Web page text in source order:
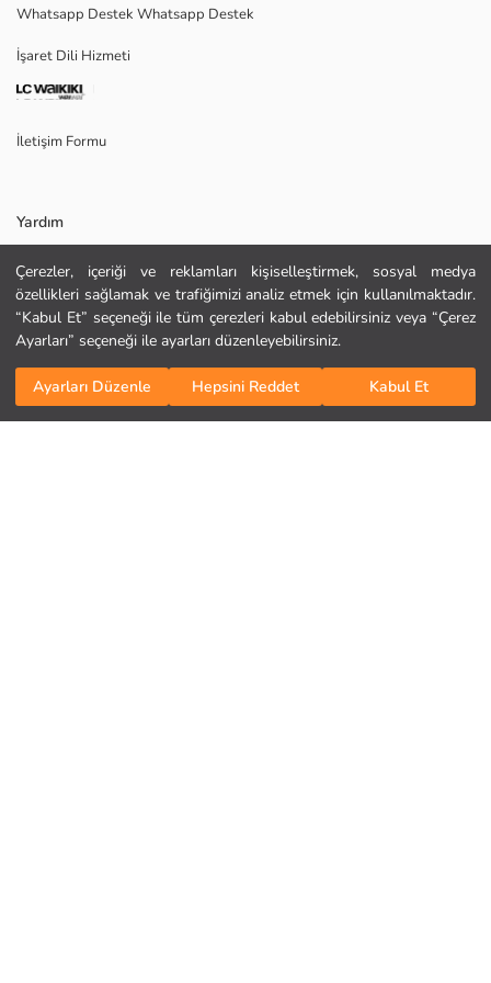
Çerezler, içeriği ve reklamları kişiselleştirmek, sosyal medya
özellikleri sağlamak ve trafiğimizi analiz etmek için kullanılmaktadır.
“Kabul Et” seçeneği ile tüm çerezleri kabul edebilirsiniz veya “Çerez
Ayarları” seçeneği ile ayarları düzenleyebilirsiniz.
Ayarları Düzenle Hepsini Reddet Kabul Et
Sepete Ekle
Menşei:
Marka:
Cinsiyet:
Kalınlık:
KURU TEMİZLEME YAPILAMAZ
DÜŞÜK SICAKLIKTA ÜTÜLEYİNİZ
TAMBURLU KURUTMA YAPMAYINIZ
AĞARTICI KULLANMAYINIZ
MAKSİMUM 30 °C SICAKLIKTA YIKAYINIZ
Whatsapp Destek Whatsapp Destek
İşaret Dili Hizmeti
İletişim Formu
Yardım
Sıkça Sorulan Sorular
İade
Hediye Kartı Satın Al
Bizi Takip Edin